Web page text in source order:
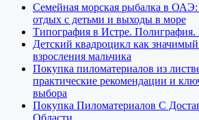
Семейная морская рыбалка в ОАЭ:
отдых с детьми и выходы в море
Типография в Истре. Полиграфия.
Детский квадроцикл как значимый
взросления мальчика
Покупка пиломатериалов из
практические рекомендации и
выбора
Покупка Пиломатериалов С
Области